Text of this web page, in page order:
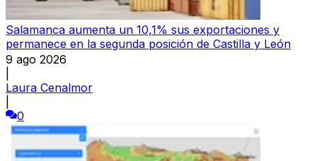
Salamanca aumenta un 10,1% sus exportaciones y
permanece en la segunda posición de Castilla y León
9 ago 2026
Laura Cenalmor
0